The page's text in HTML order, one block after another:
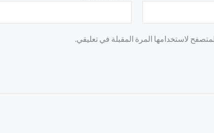
لاستخدامها المرة المقبلة في تعليقي.